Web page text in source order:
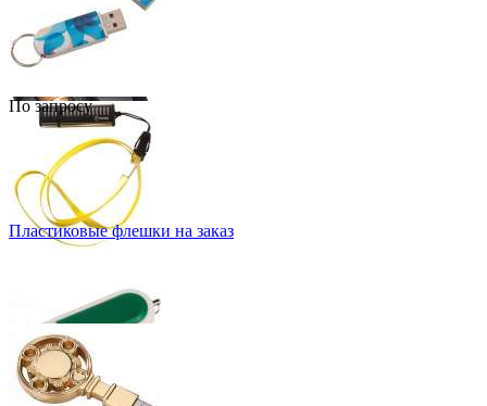
По запросу
Пластиковые флешки на заказ